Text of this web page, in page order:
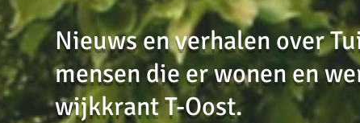
Nieuws en verhalen over
mensen die er wonen en
wijkkrant T-Oost.